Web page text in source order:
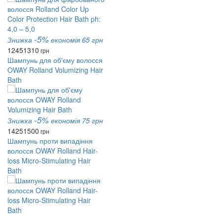
Знижка -5% економія 65 грн
12451310 грн
Шампунь для об'єму волосся
OWAY Rolland Volumizing Hair
Bath
Знижка -5% економія 75 грн
14251500 грн
Шампунь проти випадіння
волосся OWAY Rolland Hair-
loss Micro-Stimulating Hair
Bath